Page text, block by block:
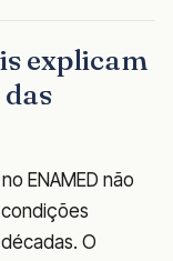
explicam
ENAMED não
O